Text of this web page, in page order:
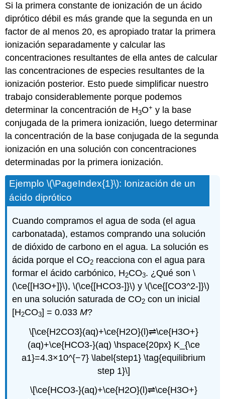
Si la primera constante de ionización de un ácido
diprótico débil es más grande que la segunda en un
factor de al menos 20, es apropiado tratar la primera
ionización separadamente y calcular las
concentraciones resultantes de ella antes de calcular
las concentraciones de especies resultantes de la
ionización posterior. Esto puede simplificar nuestro
trabajo considerablemente porque podemos
determinar la concentración de H3O+ y la base
conjugada de la primera ionización, luego determinar
la concentración de la base conjugada de la segunda
ionización en una solución con concentraciones
determinadas por la primera ionización.
Ejemplo \(\PageIndex{1}\): Ionización de un
ácido diprótico
Cuando compramos el agua de soda (el agua
carbonatada), estamos comprando una solución
de dióxido de carbono en el agua. La solución es
ácida porque el CO2 reacciona con el agua para
formar el ácido carbónico, H2CO3. ¿Qué son \
(\ce{[H3O+]}\), \(\ce{[HCO3-]}\) y \(\ce{[CO3^2-]}\)
en una solución saturada de CO2 con un inicial
[H2CO3] = 0.033M?
\[\ce{H2CO3}(aq)+\ce{H2O}(l)⇌\ce{H3O+}
(aq)+\ce{HCO3-}(aq) \hspace{20px} K_{\ce
a1}=4.3×10^{−7} \label{step1} \tag{equilibrium
step 1}\]
\[\ce{HCO3-}(aq)+\ce{H2O}(l)⇌\ce{H3O+}